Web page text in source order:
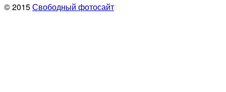
© 2015Свободный фотосайт